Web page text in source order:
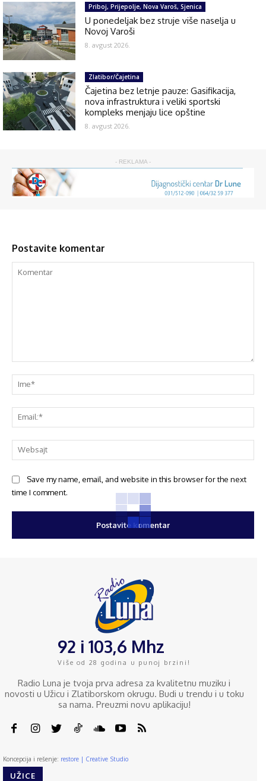
Priboj, Prijepolje, Nova Varoš, Sjenica
U ponedeljak bez struje više naselja u
Novoj Varoši
8. avgust 2026.
Zlatibor/Čajetina
Čajetina bez letnje pauze: Gasifikacija,
nova infrastruktura i veliki sportski
kompleks menjaju lice opštine
8. avgust 2026.
- REKLAMA -
Postavite komentar
Save my name, email, and website in this browser for the next
time I comment.
92 i 103,6 Mhz
Više od 28 godina u punoj brzini!
Radio Luna je tvoja prva adresa za kvalitetnu muziku i
novosti u Užicu i Zlatiborskom okrugu. Budi u trendu i u toku
sa nama. Preuzmi novu aplikaciju!
Koncepcija i rešenje: restore | Creative Studio
UŽICE